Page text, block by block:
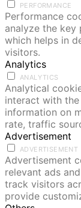
PERFORMANCE
Performance
analyze the
which helps in
visitors.
Analytics
ANALYTICS
Analytical
interact with
information on
rate, traffic
Advertisement
ADVERTISEMENT
Advertisement
relevant ads
track visitors
provide